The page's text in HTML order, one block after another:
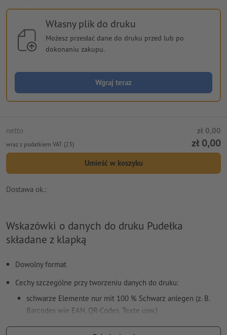
Własny plik do druku
Możesz przesłać dane do druku przed lub po
dokonaniu zakupu.
Wgraj teraz
netto zł 0,00
wraz z podatkiem VAT (23) zł 0,00
Umieść w koszyku
Dostawa ok.:
Wskazówki o danych do druku Pudełka
składane z klapką
Dowolny format
Cechy szczególne przy tworzeniu danych do druku:
schwarze Elemente nur mit 100 % Schwarz anlegen (z. B.
Barcodes wie EAN, QR-Codes, Texte usw.)
Na całym obwodzie ustaw 3 mmspadu, ważne informacje w